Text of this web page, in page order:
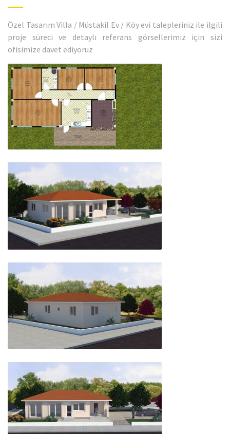
Özel Tasarım Villa / Müstakil Ev / Köy evi talepleriniz ile ilgili
proje süreci ve detaylı referans görsellerimiz için sizi
ofisimize davet ediyoruz